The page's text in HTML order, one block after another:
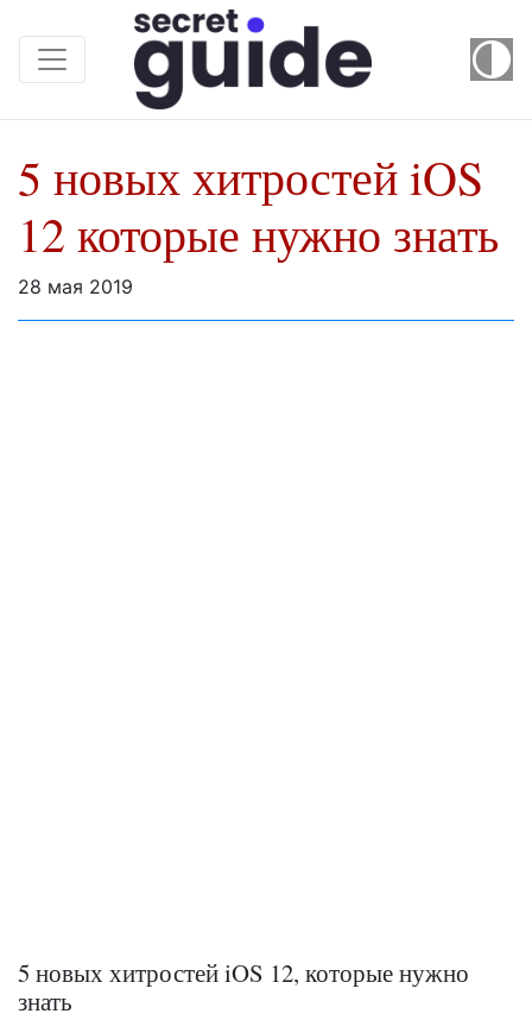
5 новых хитростей iOS
12 которые нужно знать
28 мая 2019
5 новых хитростей iOS 12, которые нужно
знать